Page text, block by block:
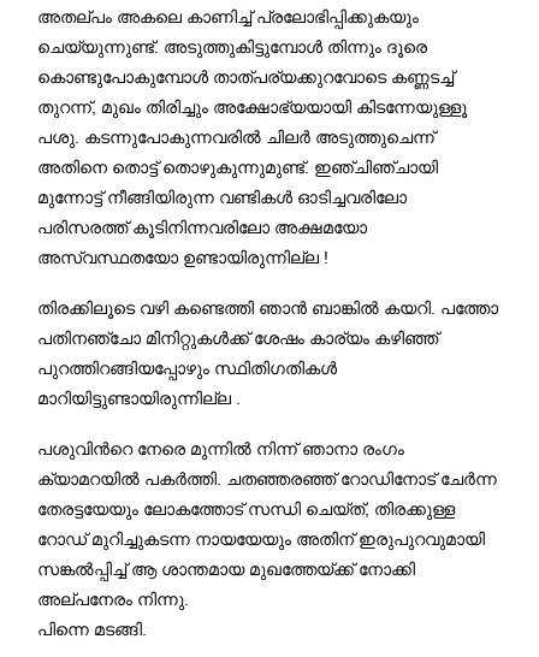
അതല്പം അകലെ കാണിച്ച് പ്രലോഭിപ്പിക്കുകയും
ചെയ്യുന്നുണ്ട്. അടുത്തുകിട്ടുമ്പോൾ തിന്നും ദൂരെ
കൊണ്ടുപോകുമ്പോള്‍ താത്പര്യക്കുറവോടെ കണ്ണടച്ച്
തുറന്ന്, മുഖം തിരിച്ചും അക്ഷോഭ്യയായി കിടന്നേയുള്ളൂ
പശു. കടന്നുപോകുന്നവരില്‍ ചിലര്‍ അടുത്തുചെന്ന്
അതിനെ തൊട്ട് തൊഴുകുന്നുമുണ്ട്. ഇഞ്ചിഞ്ചായി
മുന്നോട്ട് നീങ്ങിയിരുന്ന വണ്ടികള്‍ ഓടിച്ചവരിലോ
പരിസരത്ത് കൂടിനിന്നവരിലോ അക്ഷമയോ
അസ്വസ്ഥതയോ ഉണ്ടായിരുന്നില്ല !
തിരക്കിലൂടെ വഴി കണ്ടെത്തി ഞാന്‍ ബാങ്കില്‍ കയറി. പത്തോ
പതിനഞ്ചോ മിനിറ്റുകൾക്ക് ശേഷം കാര്യം കഴിഞ്ഞ്
പുറത്തിറങ്ങിയപ്പോഴും സ്ഥിതിഗതികള്‍
മാറിയിട്ടുണ്ടായിരുന്നില്ല .
പശുവിന്‍റെ നേരെ മുന്നില്‍ നിന്ന് ഞാനാ രംഗം
ക്യാമറയില്‍ പകര്‍ത്തി. ചതഞ്ഞരഞ്ഞ് റോഡിനോട് ചേര്‍ന്ന
തേരട്ടയേയും ലോകത്തോട് സന്ധി ചെയ്ത്, തിരക്കുള്ള
റോഡ് മുറിച്ചുകടന്ന നായയേയും അതിന് ഇരുപുറവുമായി
സങ്കല്‍പ്പിച്ച് ആ ശാന്തമായ മുഖത്തേയ്ക്ക് നോക്കി
അല്പനേരം നിന്നു.
പിന്നെ മടങ്ങി.